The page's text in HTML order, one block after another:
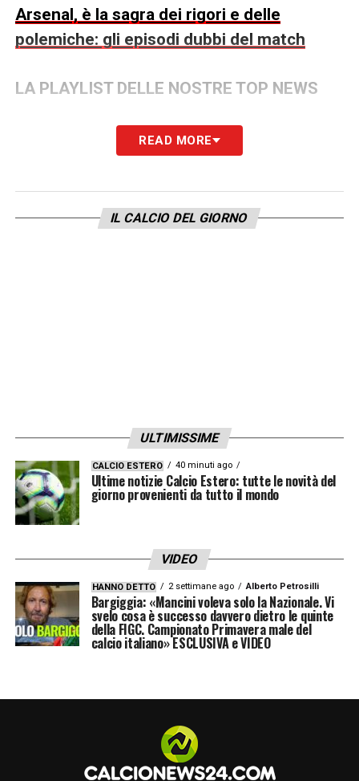
Arsenal, è la sagra dei rigori e delle
polemiche: gli episodi dubbi del match
LA PLAYLIST DELLE NOSTRE TOP NEWS
READ MORE
IL CALCIO DEL GIORNO
ULTIMISSIME
CALCIO ESTERO 40 minuti ago
Ultime notizie Calcio Estero: tutte le novità del
giorno provenienti da tutto il mondo
VIDEO
HANNO DETTO 2 settimane ago Alberto Petrosilli
Bargiggia: «Mancini voleva solo la Nazionale. Vi
svelo cosa è successo davvero dietro le quinte
della FIGC. Campionato Primavera male del
calcio italiano» ESCLUSIVA e VIDEO